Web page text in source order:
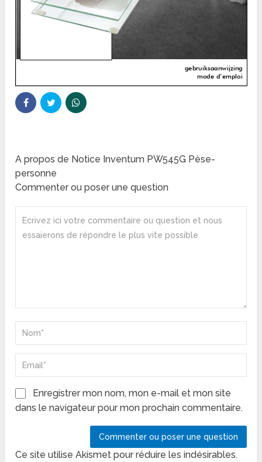
A propos de Notice Inventum PW545G Pèse-
personne
Commenter ou poser une question
Enregistrer mon nom, mon e-mail et mon site
dans le navigateur pour mon prochain commentaire.
Ce site utilise Akismet pour réduire les indésirables.